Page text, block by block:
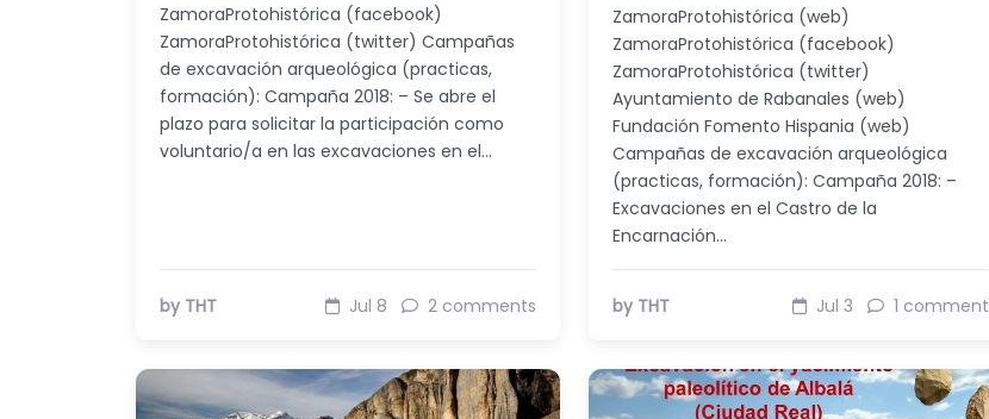
ZamoraProtohistórica (facebook)
ZamoraProtohistórica (twitter) Campañas
de excavación arqueológica (practicas,
formación): Campaña 2018: – Se abre el
plazo para solicitar la participación como
voluntario/a en las excavaciones en el…
by THT Jul 8 2 comments
ZamoraProtohistórica (web)
ZamoraProtohistórica (facebook)
ZamoraProtohistórica (twitter)
Ayuntamiento de Rabanales (web)
Fundación Fomento Hispania (web)
Campañas de excavación arqueológica
(practicas, formación): Campaña 2018: –
Excavaciones en el Castro de la
Encarnación…
by THT Jul 3 1 comment